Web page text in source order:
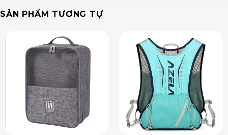
SẢN PHẨM TƯƠNG TỰ